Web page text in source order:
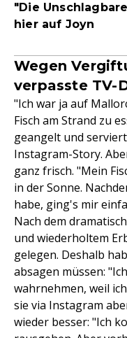
"Die
hier auf Joyn
Wegen
verpasste TV-
"Ich war ja auf
Fisch am Strand zu
geangelt und
Instagram-Story.
ganz frisch. "Mein
in der Sonne.
habe, ging's mir
Nach dem
und wiederholtem
gelegen. Deshalb
absagen müssen:
wahrnehmen, weil
sie via Instagram
wieder besser: "Ich